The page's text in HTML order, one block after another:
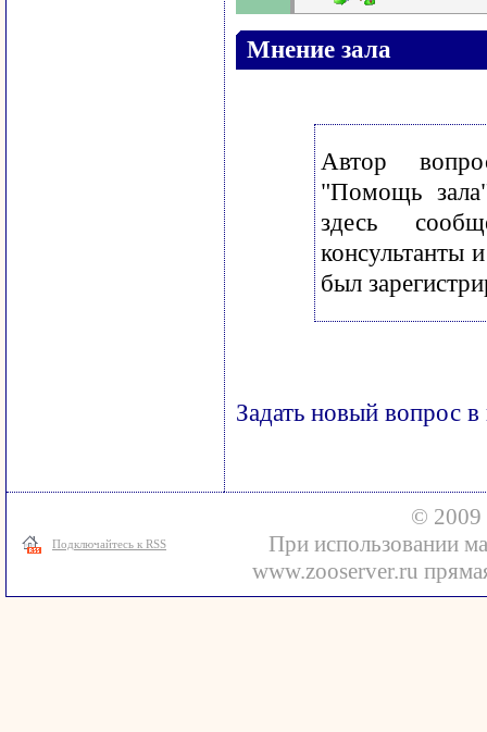
Мнение зала
Автор
"Помощь
здесь
консультанты
был
Задать новый вопрос
Подключайтесь к RSS
© 2009
При использовании
www.zooserver.ru